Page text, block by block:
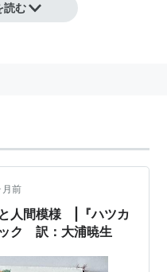
。
ック
読む
月前
人間模様 |『ハツカ
ク 訳：大浦暁生